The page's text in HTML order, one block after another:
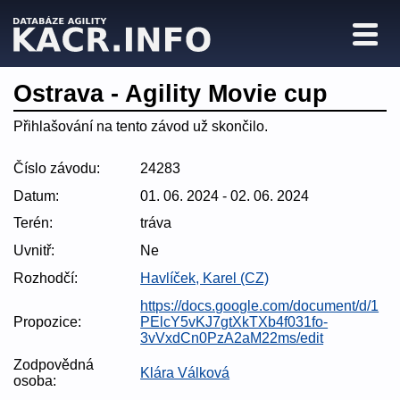
Ostrava - Agility Movie cup
Přihlašování na tento závod už skončilo.
Číslo závodu:
24283
Datum:
01. 06. 2024 - 02. 06. 2024
Terén:
tráva
Uvnitř:
Ne
Rozhodčí:
Havlíček, Karel (CZ)
Propozice:
https://docs.google.com/document/d/1
PElcY5vKJ7gtXkTXb4f031fo-
3vVxdCn0PzA2aM22ms/edit
Zodpovědná
osoba:
Klára Válková